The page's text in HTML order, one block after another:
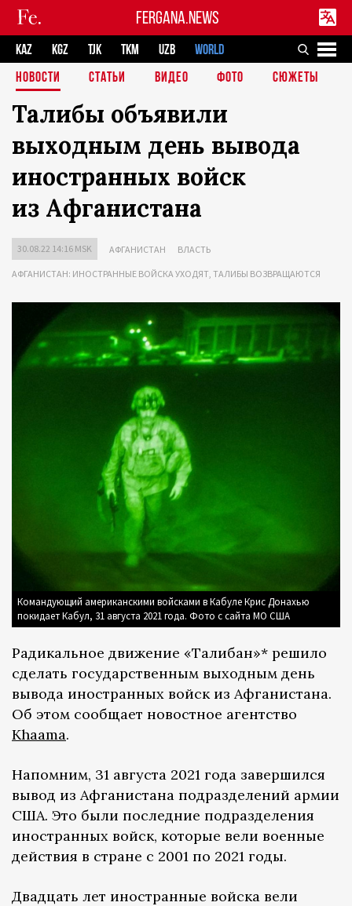
FERGANA.NEWS
KAZ KGZ TJK TKM UZB
WORLD
НОВОСТИ
СТАТЬИ ВИДЕО ФОТО СЮЖЕТЫ
Талибы объявили
выходным день вывода
иностранных войск
из Афганистана
30.08.22 14:16 MSK АФГАНИСТАН ВЛАСТЬ
АФГАНИСТАН: ИНОСТРАННЫЕ ВОЙСКА УХОДЯТ, ТАЛИБЫ ВОЗВРАЩАЮТСЯ
Командующий американскими войсками в Кабуле Крис Донахью
покидает Кабул, 31 августа 2021 года. Фото с сайта МО США
Радикальное движение «Талибан»* решило
сделать государственным выходным день
вывода иностранных войск из Афганистана.
Об этом сообщает новостное агентство
Khaama.
Напомним, 31 августа 2021 года завершился
вывод из Афганистана подразделений армии
США. Это были последние подразделения
иностранных войск, которые вели военные
действия в стране с 2001 по 2021 годы.
Двадцать лет иностранные войска вели